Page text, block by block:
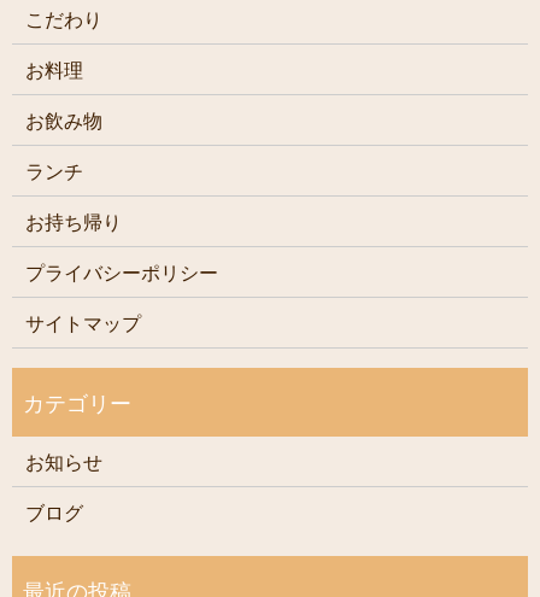
こだわり
お料理
お飲み物
ランチ
お持ち帰り
プライバシーポリシー
サイトマップ
お知らせ
ブログ